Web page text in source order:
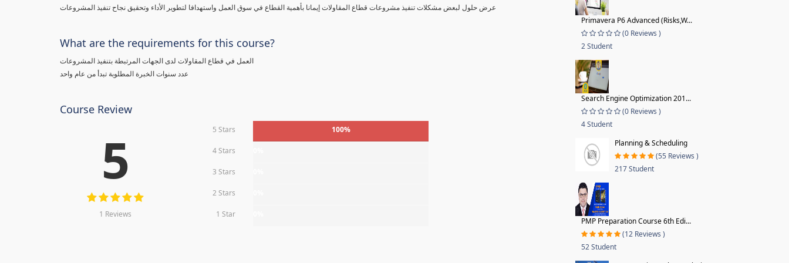
عرض حلول لبعض مشكلات تنفيذ مشروعات قطاع المقاولات إيمانا بأهمية القطاع في سوق العمل واستهدافا لتطوير الأداء وتحقيق نجاح تنفيذ المشروعات
What are the requirements for this course?
عدد سنوات الخبرة المطلوبة تبدأ من عام واحد
Course Review
5
1 Reviews
5 Stars 100%
4 Stars
3 Stars
2 Stars
1 Star
Primavera P6 Advanced (Risks,W...
(0 Reviews )
2 Student
Search Engine Optimization 201...
(0 Reviews )
4 Student
Planning & Scheduling
(55 Reviews )
217 Student
PMP Preparation Course 6th Edi...
(12 Reviews )
52 Student